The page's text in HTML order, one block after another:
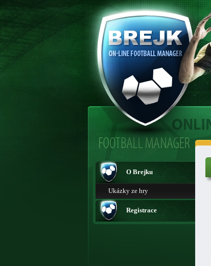
O Brejku
Ukázky ze hry
Registrace